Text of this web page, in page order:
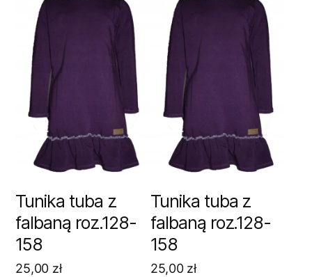
Tunika tuba z
falbaną roz.128-
158
25,00 zł
Tunika tuba z
falbaną roz.128-
158
25,00 zł